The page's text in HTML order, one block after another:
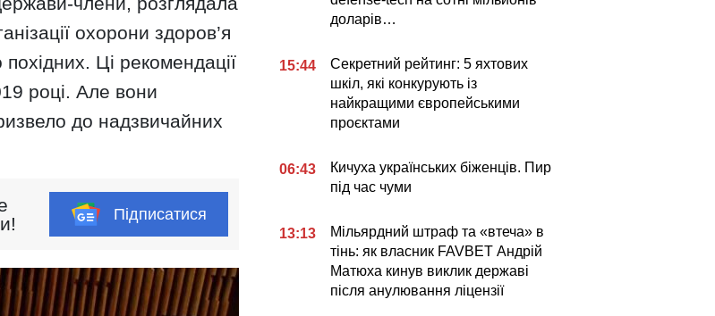
охорони здоров’я
похідних. Ці рекомендації
році. Але вони
до надзвичайних
Підписатися
доларів…
15:44
Секретний рейтинг: 5 яхтових
шкіл, які конкурують із
найкращими європейськими
проєктами
06:43
Кичуха українських біженців. Пир
під час чуми
13:13
Мільярдний штраф та «втеча» в
тінь: як власник FAVBET Андрій
Матюха кинув виклик державі
після анулювання ліцензії